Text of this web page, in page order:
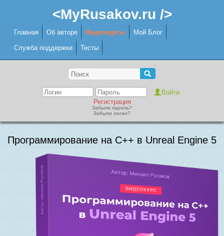
<MyRusakov.ru />
Главная Об авторе Видеокурсы Мой Блог
Служба поддержки Тесты
Регистрация
Забыли пароль?
Забыли логин?
Программирование на C++ в Unreal Engine 5